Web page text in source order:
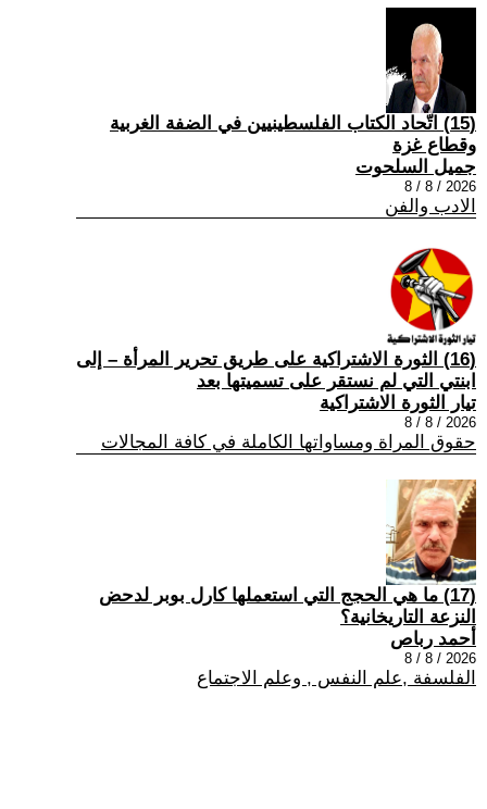
(15) اتّحاد الكتاب الفلسطينيين في الضفة الغربية
وقطاع غزة
جميل السلحوت
2026 / 8 / 8
الادب والفن
(16) الثورة الاشتراكية على طريق تحرير المرأة – إلى
ابنتي التي لم نستقر على تسميتها بعد
تيار الثورة الاشتراكية
2026 / 8 / 8
حقوق المراة ومساواتها الكاملة في كافة المجالات
(17) ما هي الحجج التي استعملها كارل بوبر لدحض
النزعة التاريخانية؟
أحمد رباص
2026 / 8 / 8
الفلسفة ,علم النفس , وعلم الاجتماع